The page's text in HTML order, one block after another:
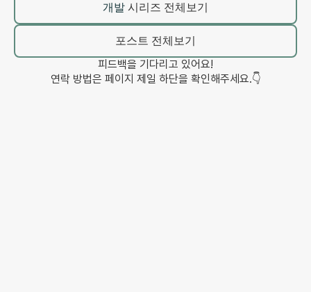
개발 시리즈 전체보기
포스트 전체보기
피드백을 기다리고 있어요!
연락 방법은 페이지 제일 하단을 확인해주세요.👇